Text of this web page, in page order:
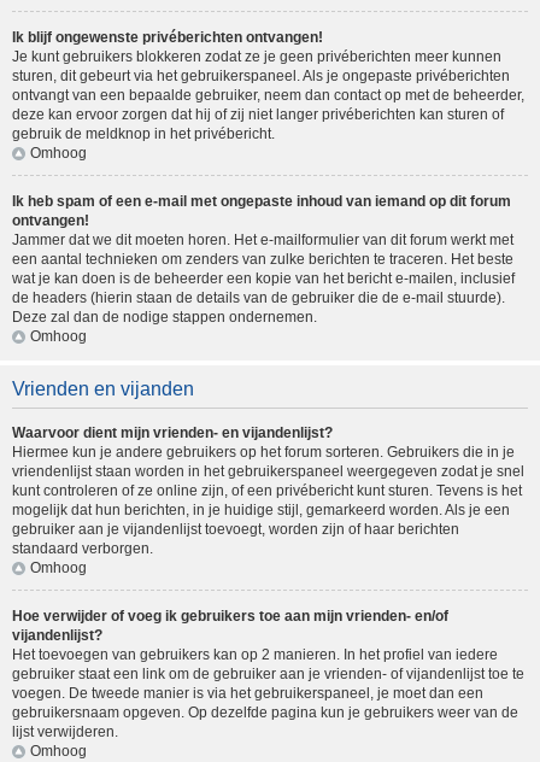
Ik blijf ongewenste privéberichten ontvangen!
Je kunt gebruikers blokkeren zodat ze je geen privéberichten meer kunnen
sturen, dit gebeurt via het gebruikerspaneel. Als je ongepaste privéberichten
ontvangt van een bepaalde gebruiker, neem dan contact op met de beheerder,
deze kan ervoor zorgen dat hij of zij niet langer privéberichten kan sturen of
gebruik de meldknop in het privébericht.
Omhoog
Ik heb spam of een e-mail met ongepaste inhoud van iemand op dit forum
ontvangen!
Jammer dat we dit moeten horen. Het e-mailformulier van dit forum werkt met
een aantal technieken om zenders van zulke berichten te traceren. Het beste
wat je kan doen is de beheerder een kopie van het bericht e-mailen, inclusief
de headers (hierin staan de details van de gebruiker die de e-mail stuurde).
Deze zal dan de nodige stappen ondernemen.
Omhoog
Vrienden en vijanden
Waarvoor dient mijn vrienden- en vijandenlijst?
Hiermee kun je andere gebruikers op het forum sorteren. Gebruikers die in je
vriendenlijst staan worden in het gebruikerspaneel weergegeven zodat je snel
kunt controleren of ze online zijn, of een privébericht kunt sturen. Tevens is het
mogelijk dat hun berichten, in je huidige stijl, gemarkeerd worden. Als je een
gebruiker aan je vijandenlijst toevoegt, worden zijn of haar berichten
standaard verborgen.
Omhoog
Hoe verwijder of voeg ik gebruikers toe aan mijn vrienden- en/of
vijandenlijst?
Het toevoegen van gebruikers kan op 2 manieren. In het profiel van iedere
gebruiker staat een link om de gebruiker aan je vrienden- of vijandenlijst toe te
voegen. De tweede manier is via het gebruikerspaneel, je moet dan een
gebruikersnaam opgeven. Op dezelfde pagina kun je gebruikers weer van de
lijst verwijderen.
Omhoog